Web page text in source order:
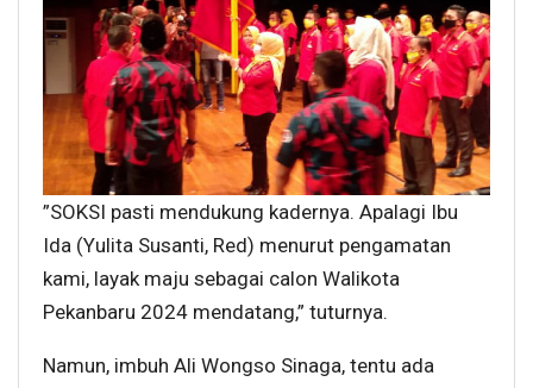
”SOKSI pasti mendukung kadernya. Apalagi Ibu
Ida (Yulita Susanti, Red) menurut pengamatan
kami, layak maju sebagai calon Walikota
Pekanbaru 2024 mendatang,” tuturnya.
Namun, imbuh Ali Wongso Sinaga, tentu ada